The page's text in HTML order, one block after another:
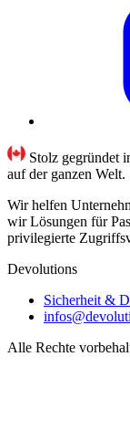
Stolz gegründet
auf der ganzen Welt.
Wir helfen
wir Lösungen für
privilegierte
Devolutions
Sicherheit &
Alle Rechte